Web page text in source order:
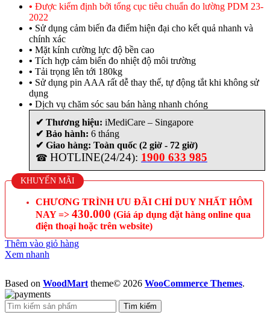
• Được kiểm định bởi tổng cục tiêu chuẩn đo lường PDM 23-
2022
• Sử dụng cảm biến đa điểm hiện đại cho kết quả nhanh và
chính xác
• Mặt kính cường lực độ bền cao
• Tích hợp cảm biến đo nhiệt độ môi trường
• Tải trọng lên tới 180kg
• Sử dụng pin AAA rất dễ thay thế, tự động tắt khi không sử
dụng
• Dịch vụ chăm sóc sau bán hàng nhanh chóng
✔ Thương hiệu: iMediCare – Singapore
✔ Bảo hành: 6 tháng
✔ Giao hàng: Toàn quốc (2 giờ - 72 giờ)
☎ HOTLINE(24/24): 1900 633 985
KHUYẾN MÃI
CHƯƠNG TRÌNH ƯU ĐÃI CHỈ DUY NHẤT HÔM
NAY => 430.000 (Giá áp dụng đặt hàng online qua
điện thoại hoặc trên website)
Thêm vào giỏ hàng
Xem nhanh
Based on WoodMart theme© 2026 WooCommerce Themes.
Tìm kiếm